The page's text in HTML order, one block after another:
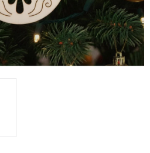
O nás - kdo jsme?